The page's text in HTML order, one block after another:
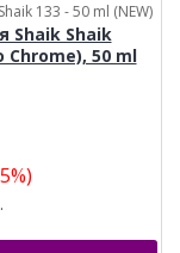
133 - 50 ml (NEW)
Shaik Shaik
Chrome), 50 ml